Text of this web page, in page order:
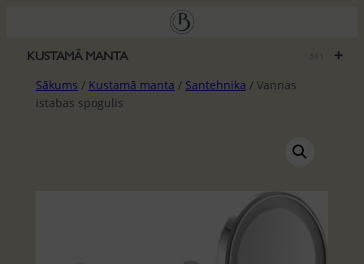
saturu
+
KUSTAMĀ MANTA
Sākums / Kustamā manta / Santehnika / Vannas
istabas spogulis